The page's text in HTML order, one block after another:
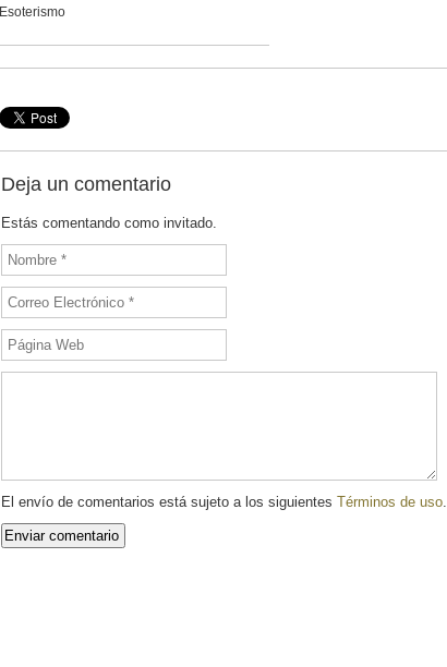
Esoterismo
Deja un comentario
Estás comentando como invitado.
El envío de comentarios está sujeto a los siguientes Términos de uso.